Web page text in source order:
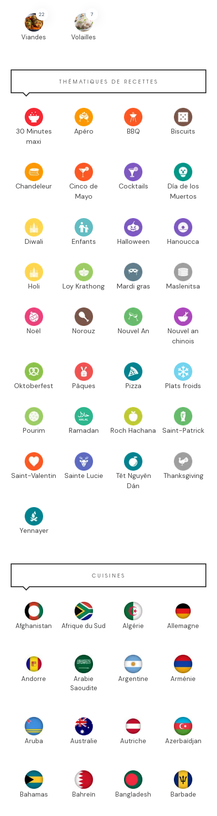
22
Viandes
7
Volailles
THÉMATIQUES DE RECETTES
30 Minutes
maxi
Apéro BBQ Biscuits
Chandeleur
Cinco de
Mayo
Cocktails
Día de los
Muertos
Diwali Enfants Halloween Hanoucca
Holi Loy Krathong Mardi gras Maslenitsa
Noël Norouz Nouvel An
Nouvel an
chinois
Oktoberfest Pâques Pizza Plats froids
Pourim Ramadan Roch Hachana Saint-Patrick
Saint-Valentin Sainte Lucie
Têt Nguyên
Dán
Thanksgiving
Yennayer
CUISINES
Afghanistan Afrique du Sud Algérie Allemagne
Andorre
Arabie
Saoudite
Argentine Arménie
Aruba Australie Autriche Azerbaïdjan
Bahamas Bahreïn Bangladesh Barbade